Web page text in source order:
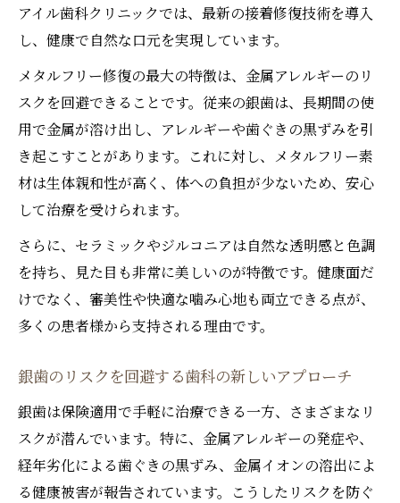
歯科のメタルフリー即日修復が人気の背景
歯科の新技術で叶う自然な仕上がりの秘密
健康志向なら歯科の接着修復を選ぶべき
歯科で選ばれる接着修復の優れた安全性
歯科の接着修復が健康に与えるメリット
銀歯に比べて歯科の接着修復が優れる点
歯科の接着修復が安心な理由を解説
歯科で健康志向の方が選ぶべき治療法
審美歯科分野で注目のメタルフリー治療法
歯科で実現する美しさ重視のメタルフリー
治療
理由
歯科のメタルフリー治療で見た目も安心
自然な仕上がりを叶える歯科の新治療
銀歯のリスクを回避する新しい選択肢
アイル歯科クリニックでは、最新の接着修復技術を導入
し、健康で自然な口元を実現しています。
メタルフリー修復の最大の特徴は、金属アレルギーのリ
スクを回避できることです。従来の銀歯は、長期間の使
用で金属が溶け出し、アレルギーや歯ぐきの黒ずみを引
き起こすことがあります。これに対し、メタルフリー素
材は生体親和性が高く、体への負担が少ないため、安心
して治療を受けられます。
さらに、セラミックやジルコニアは自然な透明感と色調
を持ち、見た目も非常に美しいのが特徴です。健康面だ
けでなく、審美性や快適な噛み心地も両立できる点が、
多くの患者様から支持される理由です。
銀歯のリスクを回避する歯科の新しいアプローチ
銀歯は保険適用で手軽に治療できる一方、さまざまなリ
スクが潜んでいます。特に、金属アレルギーの発症や、
経年劣化による歯ぐきの黒ずみ、金属イオンの溶出によ
る健康被害が報告されています。こうしたリスクを防ぐ